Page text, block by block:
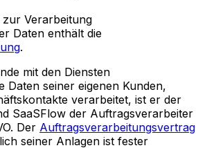
zur Verarbeitung
Daten enthält die
.
mit den Diensten
Daten seiner eigenen Kunden,
verarbeitet, ist er der
SaaSFlow der Auftragsverarbeiter
Der Auftragsverarbeitungsvertrag
seiner Anlagen ist fester